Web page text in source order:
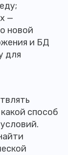
—
новой
и БД
для
способ